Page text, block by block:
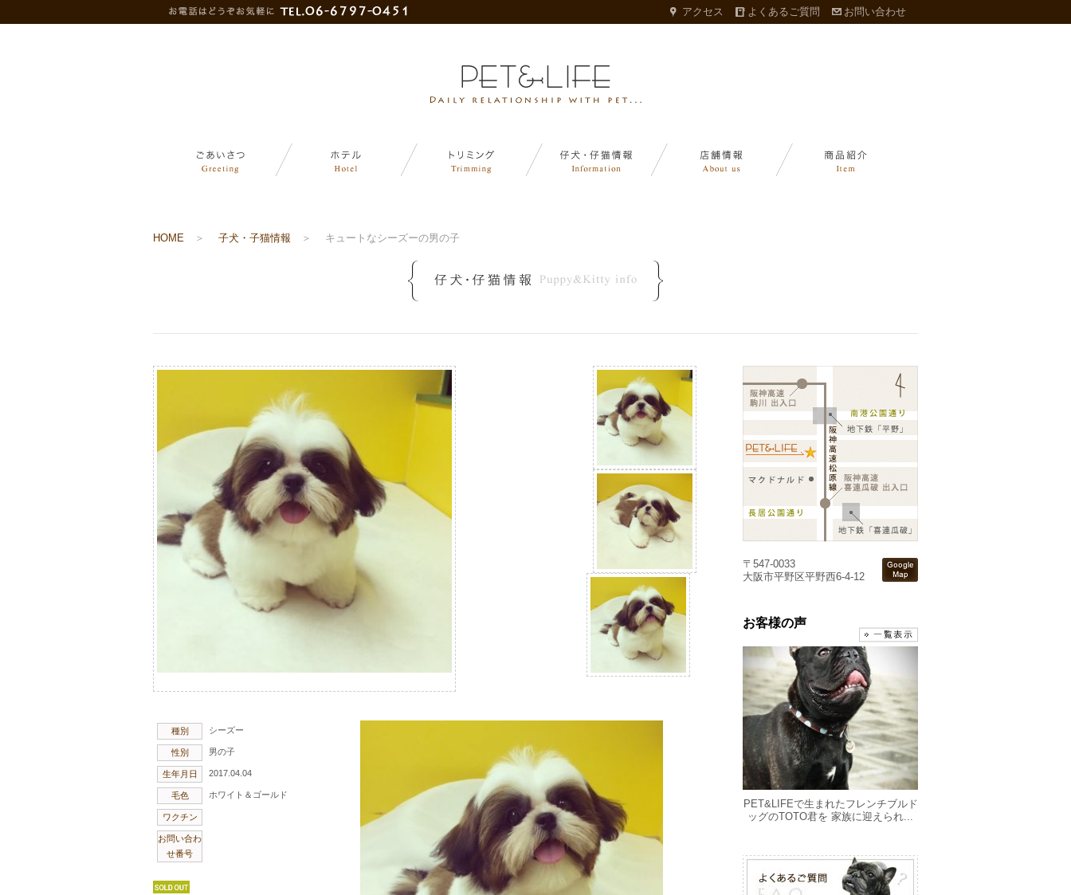
アクセス よくあるご質問 お問い合わせ
HOME ＞ 子犬・子猫情報 ＞ キュートなシーズーの男の子
種別 シーズー
性別 男の子
生年月日 2017.04.04
毛色 ホワイト＆ゴールド
ワクチン
お問い合わ
せ番号
〒547-0033
大阪市平野区平野西6-4-12
お客様の声
PET&LIFEで生まれたフレンチブルド
ッグのTOTO君を 家族に迎えられ...